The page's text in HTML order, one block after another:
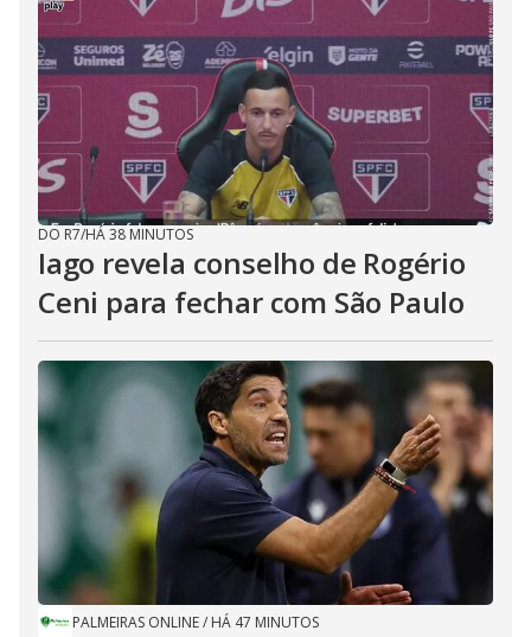
DO R7/HÁ 38 MINUTOS
Iago revela conselho de Rogério
Ceni para fechar com São Paulo
PALMEIRAS ONLINE/ HÁ 47 MINUTOS